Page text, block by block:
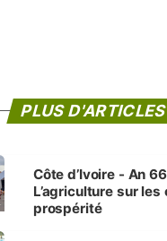
PLUS D'ARTICLES
Côte d’Ivoire - An
L’agriculture sur les
prospérité